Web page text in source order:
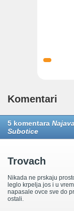
Komentari
5 komentara
Subotice
Trovach
Nikada ne prskaju
leglo krpelja jos i u
napasale ovce sve do
ostali.